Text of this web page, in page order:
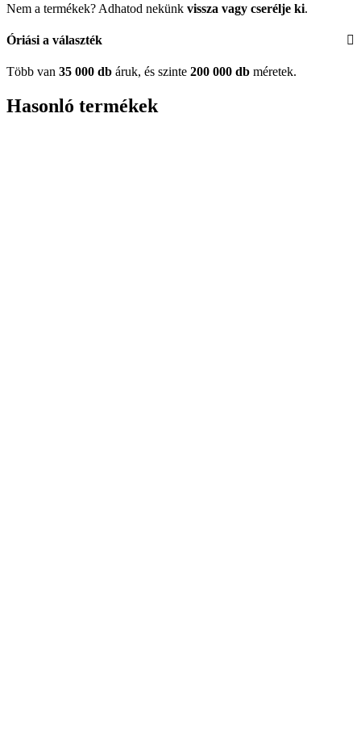
Nem a termékek? Adhatod nekünk vissza vagy cserélje ki.
Óriási a választék
Több van 35 000 db áruk, és szinte 200 000 db méretek.
Hasonló termékek